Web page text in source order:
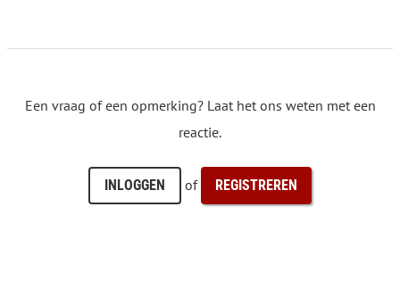
Een vraag of een opmerking? Laat het ons weten met een
reactie.
INLOGGEN of REGISTREREN